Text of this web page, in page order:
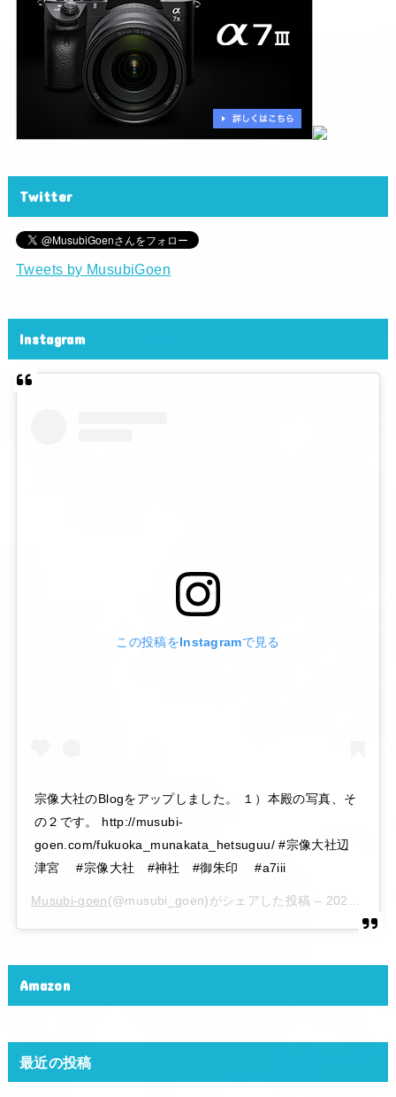
Twitter
Tweets by MusubiGoen
Instagram
この投稿をInstagramで見る
宗像大社のBlogをアップしました。 １）本殿の写真、そ
の２です。 http://musubi-
goen.com/fukuoka_munakata_hetsuguu/ #宗像大社辺
津宮 #宗像大社 #神社 #御朱印 #a7iii
Musubi-goen(@musubi_goen)がシェアした投稿 – 2020年 6月月6日午後10時15分PDT
Amazon
最近の投稿